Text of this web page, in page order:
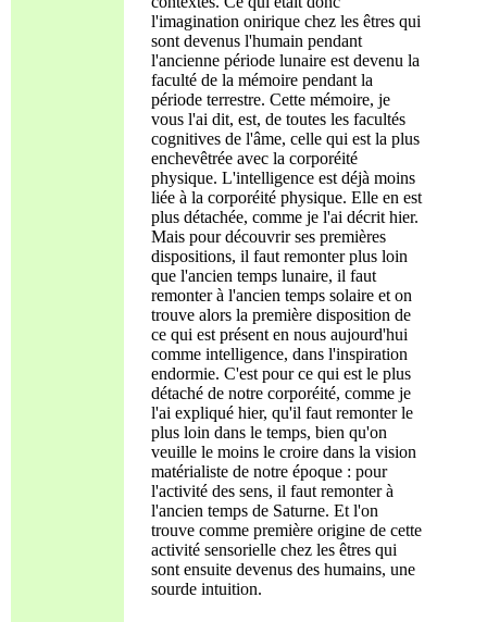
l'imagination onirique chez les êtres qui
sont devenus l'humain pendant
l'ancienne période lunaire est devenu la
faculté de la mémoire pendant la
période terrestre. Cette mémoire, je
vous l'ai dit, est, de toutes les facultés
cognitives de l'âme, celle qui est la plus
enchevêtrée avec la corporéité
physique. L'intelligence est déjà moins
liée à la corporéité physique. Elle en est
plus détachée, comme je l'ai décrit hier.
Mais pour découvrir ses premières
dispositions, il faut remonter plus loin
que l'ancien temps lunaire, il faut
remonter à l'ancien temps solaire et on
trouve alors la première disposition de
ce qui est présent en nous aujourd'hui
comme intelligence, dans l'inspiration
endormie. C'est pour ce qui est le plus
détaché de notre corporéité, comme je
l'ai expliqué hier, qu'il faut remonter le
plus loin dans le temps, bien qu'on
veuille le moins le croire dans la vision
matérialiste de notre époque : pour
l'activité des sens, il faut remonter à
l'ancien temps de Saturne. Et l'on
trouve comme première origine de cette
activité sensorielle chez les êtres qui
sont ensuite devenus des humains, une
sourde intuition.